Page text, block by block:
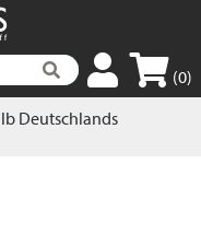
(0)
Deutschlands